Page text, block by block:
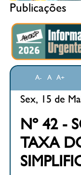
Publicações
A- A A+
Sex, 15 de
Nº 42 -
TAXA